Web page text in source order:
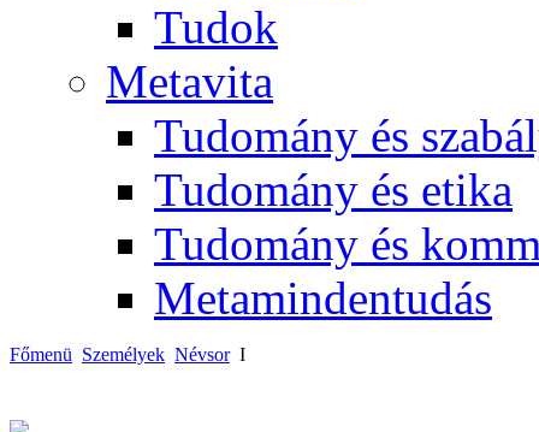
Tudok
Metavita
Tudomány és
Tudomány és etika
Tudomány és
Metamindentudás
Főmenü Személyek Névsor I